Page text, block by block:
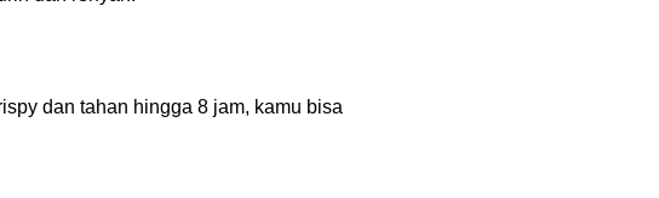
dan tahan hingga 8 jam, kamu bisa